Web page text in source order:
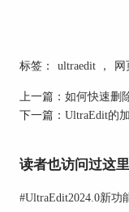
在弹出的“另存
路径，文件名也
为“html”才可以
标签： ultraedit ， 网
上一篇： 如何快速删
下一篇： UltraEdit的
读者也访问过这
#UltraEdit2024.0新功